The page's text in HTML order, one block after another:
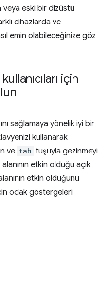
veya eski bir dizüstü
cihazlarda ve
emin olabileceğinize göz
için
sağlamaya yönelik iyi bir
kullanarak
ve tab tuşuyla gezinmeyi
etkin olduğu açık
etkin olduğunu
odak göstergeleri